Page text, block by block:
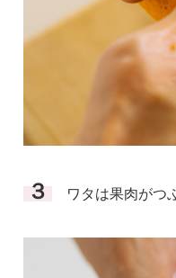
３ ワタは果肉がつ